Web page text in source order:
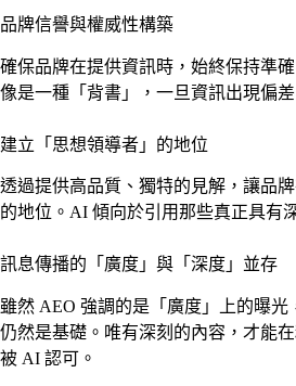
品牌信譽與權威性構築
確保品牌在提供資訊時，始終保持準
像是一種「背書」，一旦資訊出現偏
建立「思想領導者」的地位
透過提供高品質、獨特的見解，讓品
的地位。AI 傾向於引用那些真正具有
訊息傳播的「廣度」與「深度」並存
雖然 AEO 強調的是「廣度」上的曝光
仍然是基礎。唯有深刻的內容，才能
被 AI 認可。